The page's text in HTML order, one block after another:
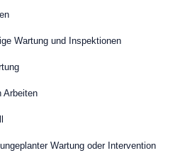
Wartung und Inspektionen
Arbeiten
Wartung oder Intervention